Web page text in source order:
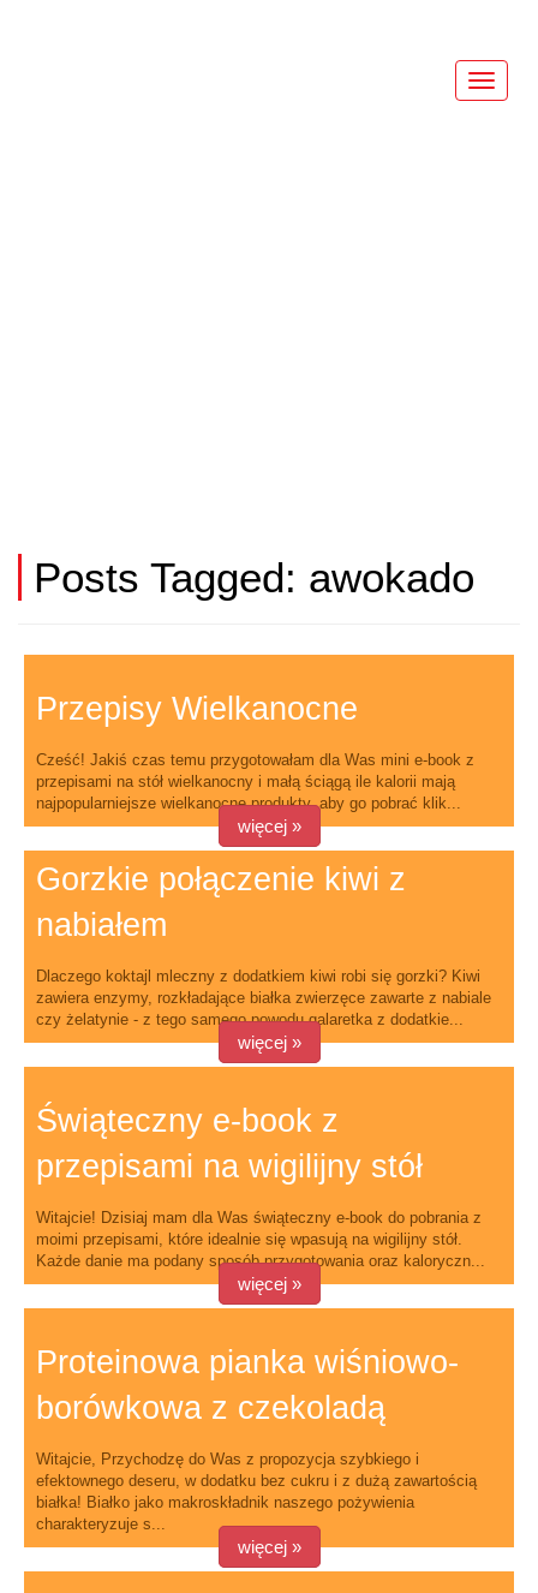
Posts Tagged: awokado
Przepisy Wielkanocne
Cześć! Jakiś czas temu przygotowałam dla Was mini e-book z
przepisami na stół wielkanocny i małą ściągą ile kalorii mają
najpopularniejsze wielkanocne produkty, aby go pobrać klik...
więcej »
Gorzkie połączenie kiwi z
nabiałem
Dlaczego koktajl mleczny z dodatkiem kiwi robi się gorzki? Kiwi
zawiera enzymy, rozkładające białka zwierzęce zawarte z nabiale
czy żelatynie - z tego samego powodu galaretka z dodatkie...
więcej »
Świąteczny e-book z
przepisami na wigilijny stół
Witajcie! Dzisiaj mam dla Was świąteczny e-book do pobrania z
moimi przepisami, które idealnie się wpasują na wigilijny stół.
Każde danie ma podany sposób przygotowania oraz kaloryczn...
więcej »
Proteinowa pianka wiśniowo-
borówkowa z czekoladą
Witajcie, Przychodzę do Was z propozycja szybkiego i
efektownego deseru, w dodatku bez cukru i z dużą zawartością
białka! Białko jako makroskładnik naszego pożywienia
charakteryzuje s...
więcej »